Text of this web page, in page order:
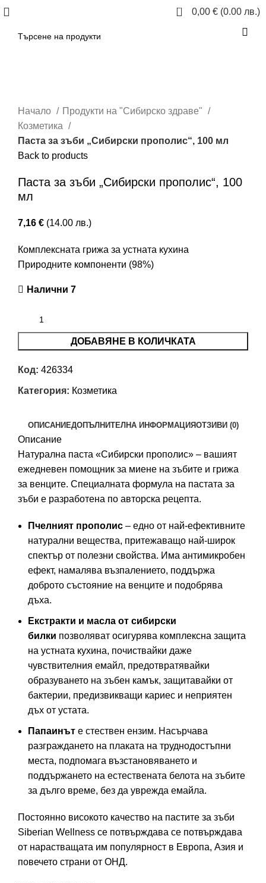
0 0,00 € (0.00 лв.)
Начало
Продукти на "Сибирско здраве"
Козметика
Паста за зъби „Сибирски прополис“, 100 мл
Back to products
Паста за зъби „Сибирски прополис“, 100
мл
7,16 € (14.00 лв.)
Комплексната грижа за устната кухина
Природните компоненти (98%)
Налични 7
ДОБАВЯНЕ В КОЛИЧКАТА
Код: 426334
Категория: Козметика
ОПИСАНИЕДОПЪЛНИТЕЛНА ИНФОРМАЦИЯОТЗИВИ (0)
Описание
Натурална паста «Сибирски прополис» – вашият
ежедневен помощник за миене на зъбите и грижа
за венците. Специалната формула на пастата за
зъби е разработена по авторска рецепта.
Пчелният прополис – едно от най-ефективните
натурални вещества, притежаващо най-широк
спектър от полезни свойства. Има антимикробен
ефект, намалява възпалението, поддържа
доброто състояние на венците и подобрява
дъха.
Екстракти и масла от сибирски
билки позволяват осигурява комплексна защита
на устната кухина, почиствайки даже
чувствителния емайл, предотвратявайки
образуването на зъбен камък, защитавайки от
бактерии, предизвикващи кариес и неприятен
дъх от устата.
Папаинът е стествен ензим. Насърчава
разграждането на плаката на труднодостъпни
места, подпомага възстановяването и
поддържането на естествената белота на зъбите
за дълго време, без да уврежда емайла.
Постоянно високото качество на пастите за зъби
Siberian Wellness се потвърждава се потвърждава
от нарастващата им популярност в Европа, Азия и
повечето страни от ОНД.